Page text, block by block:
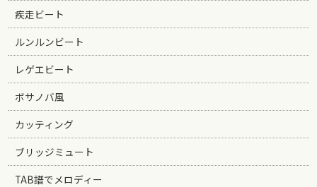
疾走ビート
ルンルンビート
レゲエビート
ボサノバ風
カッティング
ブリッジミュート
TAB譜でメロディー